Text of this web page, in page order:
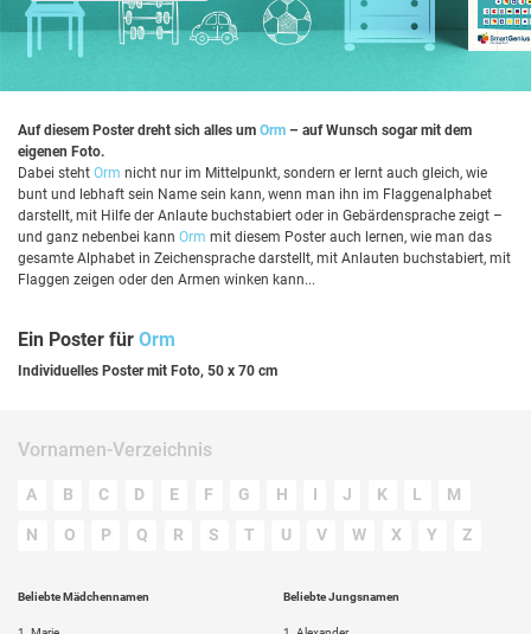
Auf diesem Poster dreht sich alles um Orm – auf Wunsch sogar mit dem
eigenen Foto.
Dabei steht Orm nicht nur im Mittelpunkt, sondern er lernt auch gleich, wie
bunt und lebhaft sein Name sein kann, wenn man ihn im Flaggenalphabet
darstellt, mit Hilfe der Anlaute buchstabiert oder in Gebärdensprache zeigt –
und ganz nebenbei kann Orm mit diesem Poster auch lernen, wie man das
gesamte Alphabet in Zeichensprache darstellt, mit Anlauten buchstabiert, mit
Flaggen zeigen oder den Armen winken kann...
Ein Poster für Orm
Individuelles Poster mit Foto, 50 x 70 cm
Vornamen-Verzeichnis
A B C D E F G H I J K L M
N O P Q R S T U V W X Y Z
Beliebte Mädchennamen Beliebte Jungsnamen